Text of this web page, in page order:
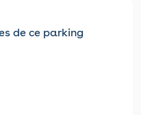
de ce parking